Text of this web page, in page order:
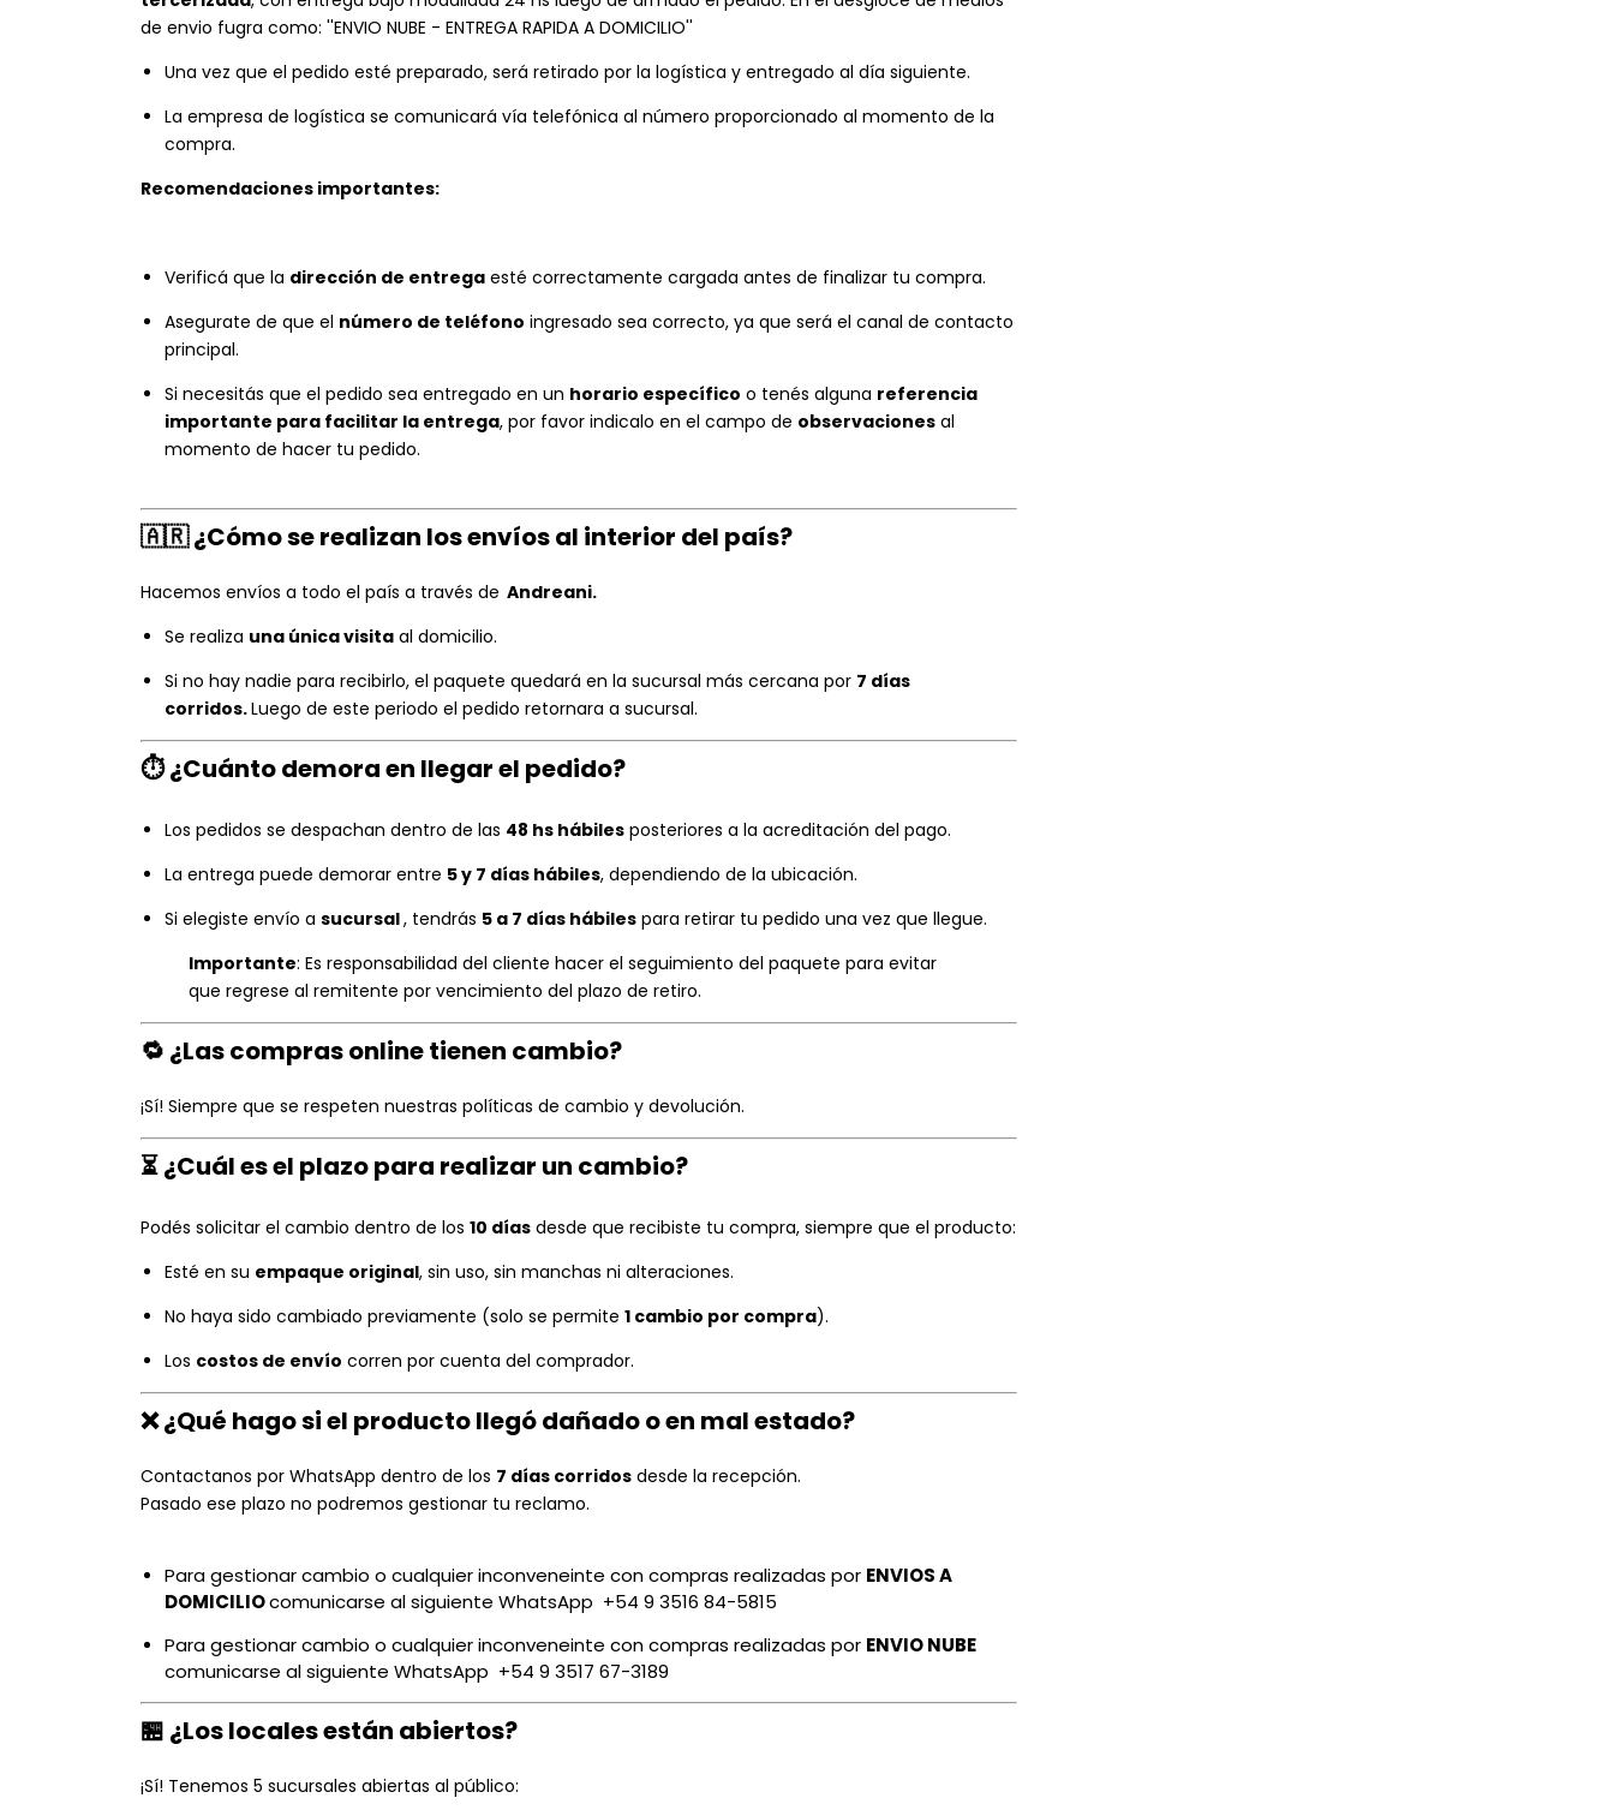
de envio fugra como: ''ENVIO NUBE - ENTREGA RAPIDA A DOMICILIO''
Una vez que el pedido esté preparado, será retirado por la logística y entregado al día siguiente.
La empresa de logística se comunicará vía telefónica al número proporcionado al momento de la
compra.
Recomendaciones importantes:
Verificá que la dirección de entrega esté correctamente cargada antes de finalizar tu compra.
Asegurate de que el número de teléfono ingresado sea correcto, ya que será el canal de contacto
principal.
Si necesitás que el pedido sea entregado en un horario específico o tenés alguna referencia
importante para facilitar la entrega, por favor indicalo en el campo de observaciones al
momento de hacer tu pedido.
🇦🇷¿Cómo se realizan los envíos al interior del país?
Hacemos envíos a todo el país a través de Andreani.
Se realiza una única visita al domicilio.
Si no hay nadie para recibirlo, el paquete quedará en la sucursal más cercana por 7 días
corridos.Luego de este periodo el pedido retornara a sucursal.
⏱️¿Cuánto demora en llegar el pedido?
Los pedidos se despachan dentro de las 48 hs hábiles posteriores a la acreditación del pago.
La entrega puede demorar entre 5 y 7 días hábiles, dependiendo de la ubicación.
Si elegiste envío a sucursal, tendrás 5 a 7 días hábiles para retirar tu pedido una vez que llegue.
Importante: Es responsabilidad del cliente hacer el seguimiento del paquete para evitar
que regrese al remitente por vencimiento del plazo de retiro.
🔁 ¿Las compras online tienen cambio?
¡Sí! Siempre que se respeten nuestras políticas de cambio y devolución.
⏳¿Cuál es el plazo para realizar un cambio?
Podés solicitar el cambio dentro de los 10 días desde que recibiste tu compra, siempre que el producto:
Esté en su empaque original, sin uso, sin manchas ni alteraciones.
No haya sido cambiado previamente (solo se permite 1 cambio por compra).
Los costos de envío corren por cuenta del comprador.
❌¿Qué hago si el producto llegó dañado o en mal estado?
Contactanos por WhatsApp dentro de los 7 días corridos desde la recepción.
Pasado ese plazo no podremos gestionar tu reclamo.
Para gestionar cambio o cualquier inconveneinte con compras realizadas por ENVIOS A
DOMICILIOcomunicarse al siguiente WhatsApp +54 9 3516 84-5815
Para gestionar cambio o cualquier inconveneinte con compras realizadas por ENVIO NUBE
comunicarse al siguiente WhatsApp +54 9 3517 67-3189
🏪 ¿Los locales están abiertos?
¡Sí! Tenemos 5 sucursales abiertas al público: